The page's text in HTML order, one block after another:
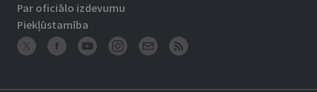
Par oficiālo izdevumu
Piekļūstamība